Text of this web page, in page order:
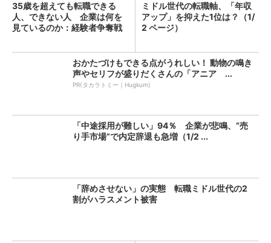
35歳を超えても転職できる
人、できない人 企業は何を
見ているのか：経験者争奪戦
ミドル世代の転職軸、「年収
アップ」を抑えた1位は？（1/
2 ページ）
おかたづけもできる点がうれしい！ 動物の鳴き
声やセリフが盛りだくさんの「アニア ...
PR(タカラトミー｜Hugkum)
「中途採用が難しい」94％ 企業が悲鳴、“売
り手市場”で内定辞退も急増（1/2 ...
「辞めさせない」の実態 転職ミドル世代の2
割がハラスメント被害